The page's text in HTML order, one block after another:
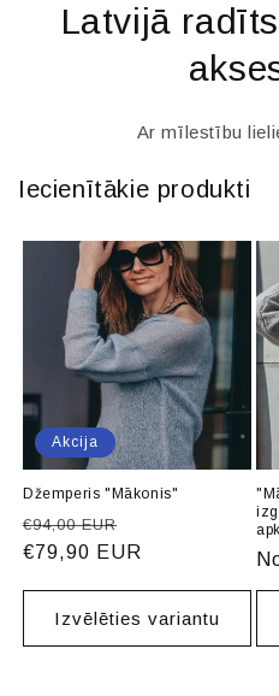
Latvijā
Ar mīlestību
Iecienītākie produkti
Akcija
Džemperis "Mākonis"
Parastā
cena
€94,00 EUR
cena
€79,90 EUR
Izvēlēties variantu